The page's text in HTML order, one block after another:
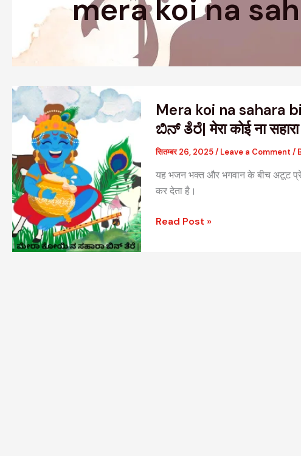
mera koi na
Mera koi na
ಬಿನ್ ತೆರೆ| मेरा कोई ना
सितम्बर 26, 2025/ Leave a Comment /
यह भजन भक्त और भगवान के बीच अटूट
कर देता है।
koi
na
bin
tere
|
ಕೋಯಿ
Read Post »